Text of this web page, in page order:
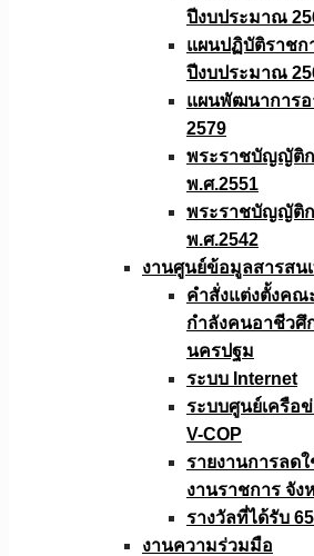
ปีงบประมาณ
แผนปฏิบัติราชก
ปีงบประมาณ
แผนพัฒนาการอ
2579
พระราชบัญญัติ
พ.ศ.2551
พระราชบัญญัติ
พ.ศ.2542
งานศูนย์ข้อมูลสารสน
คำสั่งแต่งตั้งคณ
กำลังคนอาชีวศึ
นครปฐม
ระบบ Internet
ระบบศูนย์เครือ
V-COP
รายงานการลด
งานราชการ จัง
รางวัลที่ได้รับ
งานความร่วมมือ